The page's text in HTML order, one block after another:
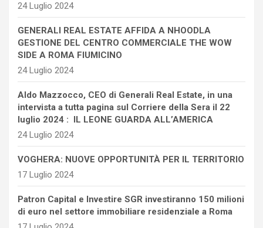
24 Luglio 2024
GENERALI REAL ESTATE AFFIDA A NHOODLA
GESTIONE DEL CENTRO COMMERCIALE THE WOW
SIDE A ROMA FIUMICINO
24 Luglio 2024
Aldo Mazzocco, CEO di Generali Real Estate, in una
intervista a tutta pagina sul Corriere della Sera il 22
luglio 2024 : IL LEONE GUARDA ALL’AMERICA
24 Luglio 2024
VOGHERA: NUOVE OPPORTUNITÀ PER IL TERRITORIO
17 Luglio 2024
Patron Capital e Investire SGR investiranno 150 milioni
di euro nel settore immobiliare residenziale a Roma